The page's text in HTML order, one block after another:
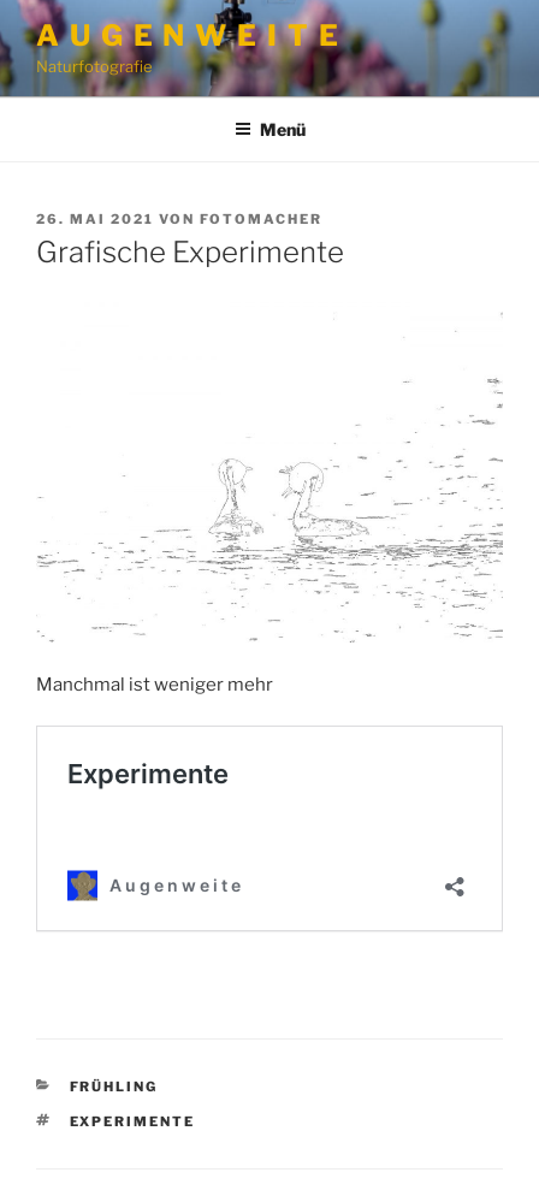
Zum
Inhalt
springen
A U G E N W E I T E
Naturfotografie
Menü
VERÖFFENTLICHT
AM
26. MAI 2021 VON FOTOMACHER
Grafische Experimente
Manchmal ist weniger mehr
KATEGORIEN
FRÜHLING
SCHLAGWÖRTER
EXPERIMENTE